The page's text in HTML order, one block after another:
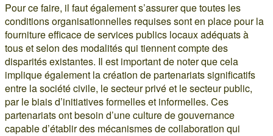
Pour ce faire, il faut également s’assurer que toutes les
conditions organisationnelles requises sont en place pour la
fourniture efficace de services publics locaux adéquats à
tous et selon des modalités qui tiennent compte des
disparités existantes. Il est important de noter que cela
implique également la création de partenariats significatifs
entre la société civile, le secteur privé et le secteur public,
par le biais d’initiatives formelles et informelles. Ces
partenariats ont besoin d’une culture de gouvernance
capable d’établir des mécanismes de collaboration qui